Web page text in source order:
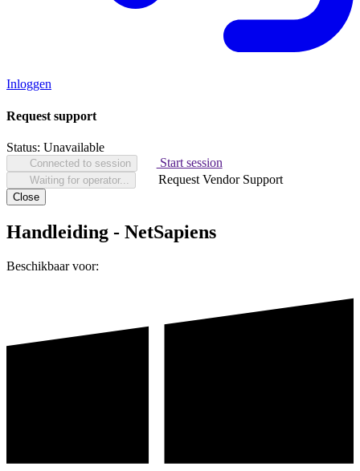
Inloggen
Request support
Status: Unavailable
Connected to session Start session
Waiting for operator... Request Vendor Support
Close
Handleiding - NetSapiens
Beschikbaar voor: